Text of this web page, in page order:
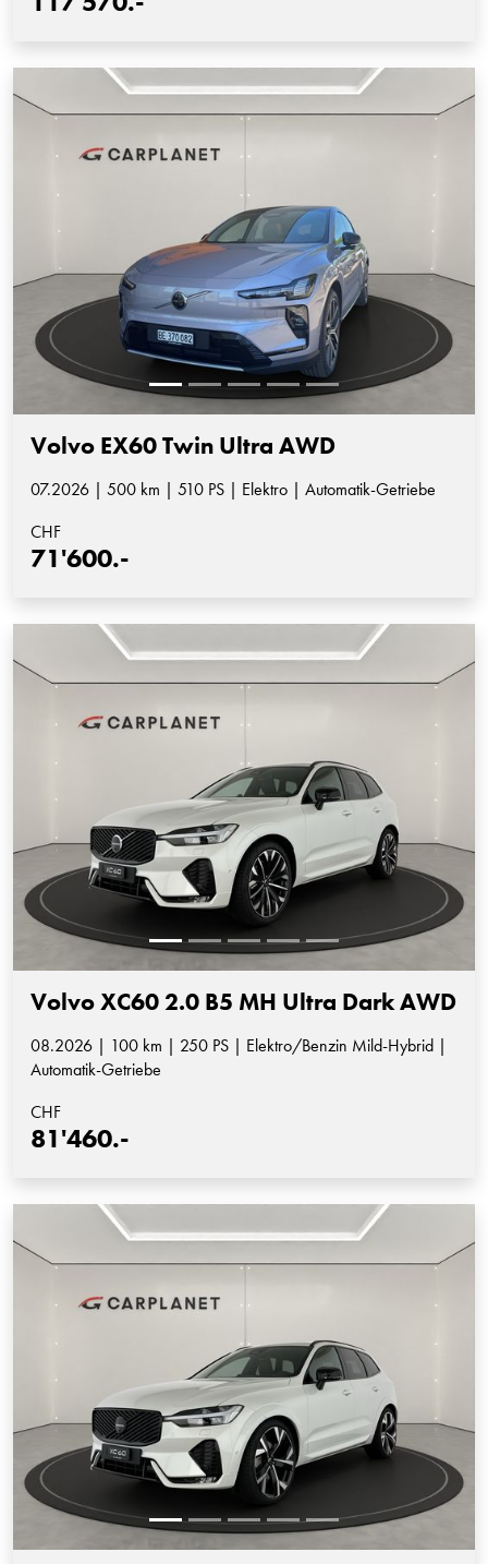
Volvo EX60 Twin Ultra AWD
07.2026 | 500 km | 510 PS | Elektro | Automatik-Getriebe
CHF
71'600.-
Volvo XC60 2.0 B5 MH Ultra Dark AWD
08.2026 | 100 km | 250 PS | Elektro/Benzin Mild-Hybrid |
Automatik-Getriebe
CHF
81'460.-